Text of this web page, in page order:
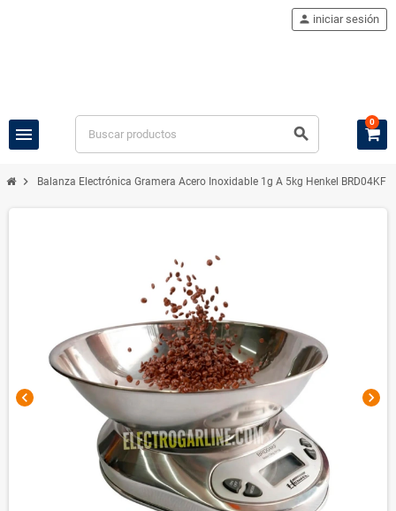
menu search
person iniciar sesión
0
chevron_right Balanza Electrónica Gramera Acero Inoxidable 1g A 5kg Henkel BRD04KF
chevron_left chevron_right